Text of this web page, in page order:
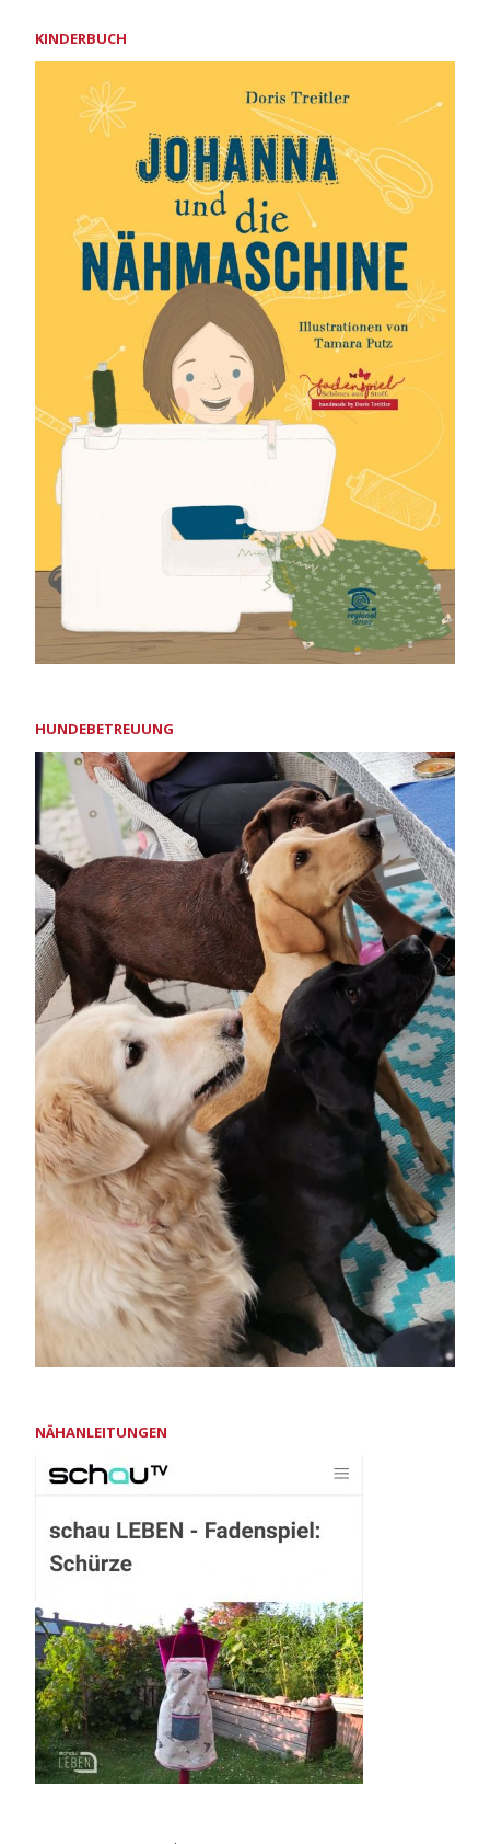
KINDERBUCH
HUNDEBETREUUNG
NÄHANLEITUNGEN